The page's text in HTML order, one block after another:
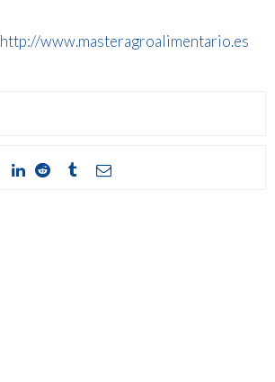
http://www.masteragroalimentario.es